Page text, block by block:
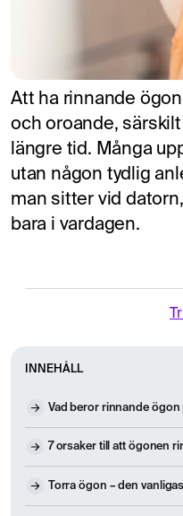
Att ha rinnande
och oroande,
längre tid. Många
utan någon tydlig
man sitter vid
bara i vardagen.
INNEHÅLL
Vad beror rinnande ögon
7 orsaker till att ögonen
Torra ögon – den